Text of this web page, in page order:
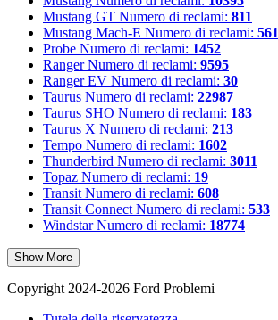
Mustang GT Numero di reclami: 811
Mustang Mach-E Numero di reclami: 561
Probe Numero di reclami: 1452
Ranger Numero di reclami: 9595
Ranger EV Numero di reclami: 30
Taurus Numero di reclami: 22987
Taurus SHO Numero di reclami: 183
Taurus X Numero di reclami: 213
Tempo Numero di reclami: 1602
Thunderbird Numero di reclami: 3011
Topaz Numero di reclami: 19
Transit Numero di reclami: 608
Transit Connect Numero di reclami: 533
Windstar Numero di reclami: 18774
Show More
Copyright 2024-2026 Ford Problemi